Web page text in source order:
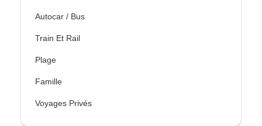
Autocar / Bus
Train Et Rail
Plage
Famille
Voyages Privés